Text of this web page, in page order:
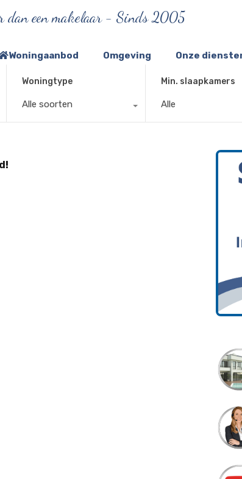
dan een makelaar - Sinds 2005
Woningaanbod Omgeving Onze
Woningtype
Alle soorten
Min. slaapkamers
Alle